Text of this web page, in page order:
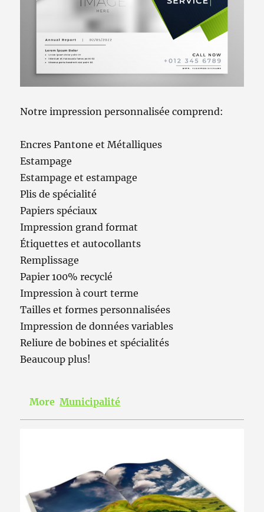
Notre impression personnalisée comprend:
Encres Pantone et Métalliques
Estampage
Estampage et estampage
Plis de spécialité
Papiers spéciaux
Impression grand format
Étiquettes et autocollants
Remplissage
Papier 100% recyclé
Impression à court terme
Tailles et formes personnalisées
Impression de données variables
Reliure de bobines et spécialités
Beaucoup plus!
More Municipalité